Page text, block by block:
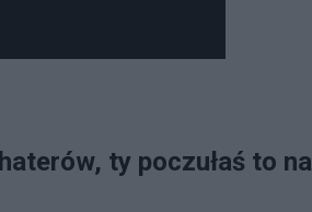
ty poczułaś to na